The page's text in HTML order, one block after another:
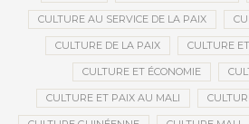
CULTURE AU SERVICE DE LA PAIX
CULTURE DE LA PAIX CULTURE
CULTURE ET ÉCONOMIE
CULTURE ET PAIX AU MALI